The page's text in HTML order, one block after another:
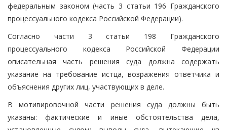
федеральным законом (часть 3 статьи 196 Гражданского
процессуального кодекса Российской Федерации).
Согласно части 3 статьи 198 Гражданского
процессуального кодекса Российской Федерации
описательная часть решения суда должна содержать
указание на требование истца, возражения ответчика и
объяснения других лиц, участвующих в деле.
В мотивировочной части решения суда должны быть
указаны: фактические и иные обстоятельства дела,